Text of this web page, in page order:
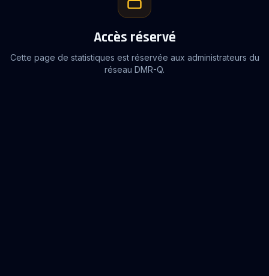
Accès réservé
Cette page de statistiques est réservée aux administrateurs du
réseau DMR-Q.